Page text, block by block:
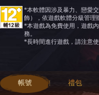
*本軟體因涉及暴力、戀愛
飾），依遊戲軟體分級管理
*本遊戲為免費使用，遊戲
務。
*長時間進行遊戲，請注意
帳號 禮包